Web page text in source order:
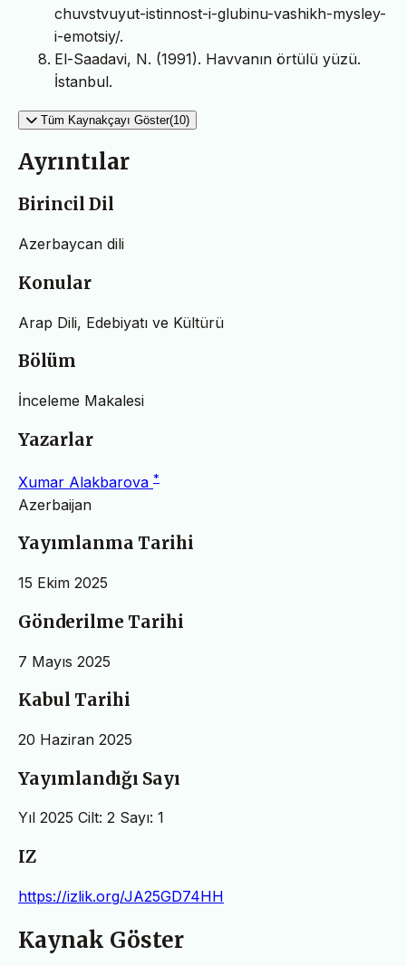
chuvstvuyut-istinnost-i-glubinu-vashikh-mysley-
i-emotsiy/.
Еl-Saadavi, N. (1991). Havvanın örtülü yüzü.
İstanbul.
Tüm Kaynakçayı Göster(10)
Ayrıntılar
Birincil Dil
Azerbaycan dili
Konular
Arap Dili, Edebiyatı ve Kültürü
Bölüm
İnceleme Makalesi
Yazarlar
Xumar Alakbarova *
Azerbaijan
Yayımlanma Tarihi
15 Ekim 2025
Gönderilme Tarihi
7 Mayıs 2025
Kabul Tarihi
20 Haziran 2025
Yayımlandığı Sayı
Yıl 2025 Cilt: 2 Sayı: 1
IZ
https://izlik.org/JA25GD74HH
Kaynak Göster